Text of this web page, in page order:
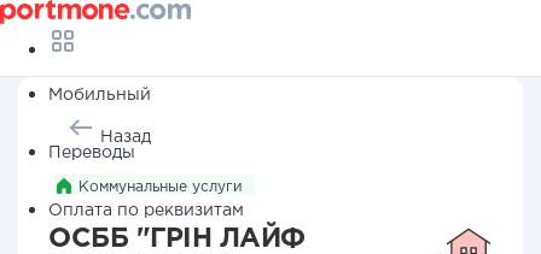
Мобильный
Переводы
Оплата по реквизитам
Назад
Коммунальные услуги
ОСББ "ГРІН ЛАЙФ